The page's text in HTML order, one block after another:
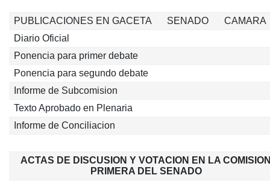
PUBLICACIONES EN GACETA SENADO
CAMARA
Diario Oficial
Ponencia para primer debate
Ponencia para segundo debate
Informe de Subcomision
Texto Aprobado en Plenaria
Informe de Conciliacion
ACTAS DE DISCUSION Y VOTACION EN LA
PRIMERA DEL SENADO